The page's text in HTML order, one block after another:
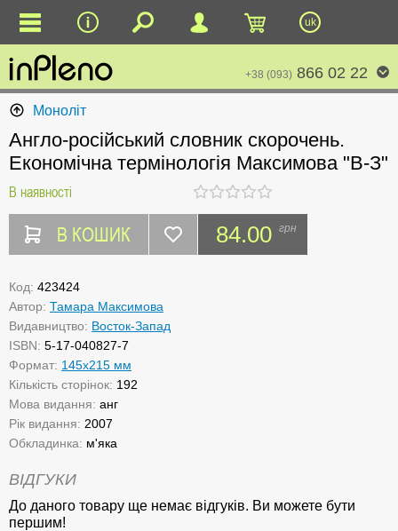
uk
+38 (093) 866 02 22
Моноліт
Англо-російський словник скорочень.
Економічна термінологія Максимова "В-З"
В наявності
В КОШИК 84.00 грн
Код: 423424
Автор: Тамара Максимова
Видавництво: Восток-Запад
ISBN: 5-17-040827-7
Формат: 145х215 мм
Кількість сторінок: 192
Мова видання: анг
Рік видання: 2007
Обкладинка: м'яка
ВІДГУКИ
До даного товару ще немає відгуків. Ви можете бути
першим!